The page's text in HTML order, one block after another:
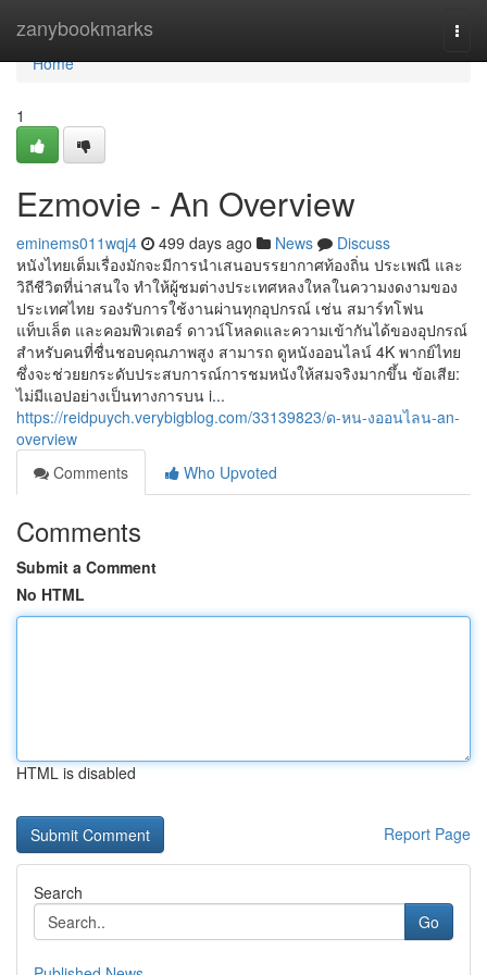
zanybookmarks
Home
Home
1
Ezmovie - An Overview
eminems011wqj4 499 days ago News
Discuss
หนังไทยเต็มเรื่องมักจะมีการนำเสนอบรรยากาศท้องถิ่น ประเพณี และ
วิถีชีวิตที่น่าสนใจ ทำให้ผู้ชมต่างประเทศหลงใหลในความงดงามของ
ประเทศไทย รองรับการใช้งานผ่านทุกอุปกรณ์ เช่น สมาร์ทโฟน
แท็บเล็ต และคอมพิวเตอร์ ดาวน์โหลดและความเข้ากันได้ของอุปกรณ์
สำหรับคนที่ชื่นชอบคุณภาพสูง สามารถ ดูหนังออนไลน์ 4K พากย์ไทย
ซึ่งจะช่วยยกระดับประสบการณ์การชมหนังให้สมจริงมากขึ้น ข้อเสีย:
ไม่มีแอปอย่างเป็นทางการบน i...
https://reidpuych.verybigblog.com/33139823/ด-หน-งออนไลน-an-
overview
Comments
Who Upvoted
Comments
Submit a Comment
No HTML
HTML is disabled
Report Page
Search
Go